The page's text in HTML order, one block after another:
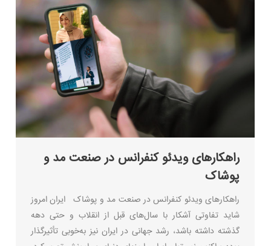
راهکارهای ویدئو کنفرانس در صنعت مد و
پوشاک
راهکارهای ویدئو کنفرانس در صنعت مد و پوشاک ایران امروز
شاید تفاوتی آشکار با سال‌های قبل از انقلاب و حتی دهه
گذشته داشته باشد، رشد جهانی در ایران نیز به‌خوبی تأثیرگذار